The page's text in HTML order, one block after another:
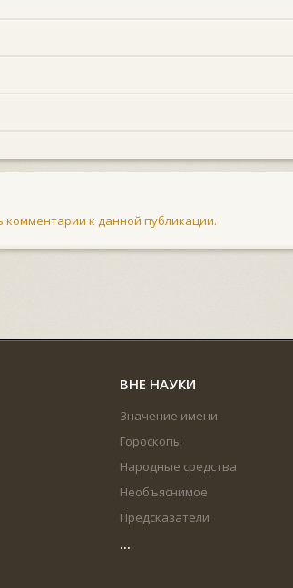
комментарии к данной публикации.
ВНЕ НАУКИ
Значение имени
Гороскопы
Народные средства
Необъяснимое
Предсказатели
...